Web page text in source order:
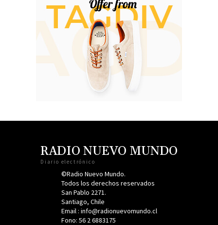
RADIO NUEVO MUNDO
Diario electrónico
©Radio Nuevo Mundo.
Todos los derechos reservados
San Pablo 2271.
Santiago, Chile
Email : info@radionuevomundo.cl
Fono: 56 2 6883175